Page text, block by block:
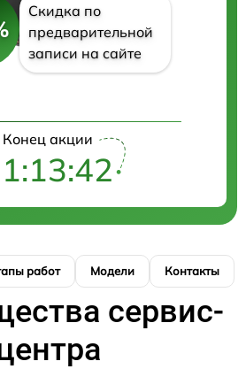
Скидка по
предварительной
записи на сайте
Конец акции
работ Модели Контакты
сервис-